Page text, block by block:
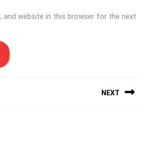
and website in this browser for the next
NEXT